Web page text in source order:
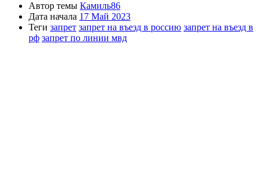
Автор темы Камиль86
Дата начала 17 Май 2023
Теги запрет запрет на въезд в россию запрет на въезд в
рф запрет по линии мвд